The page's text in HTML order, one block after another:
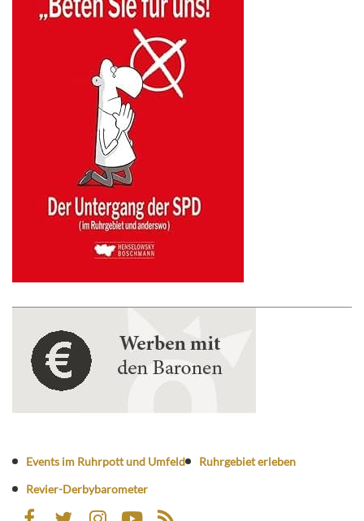
Events im Ruhrpott und Umfeld
Ruhrgebiet erleben
Revier-Derbybarometer